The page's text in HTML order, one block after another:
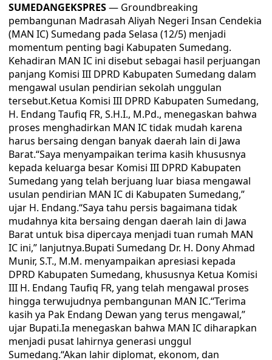
SUMEDANGEKSPRES— Groundbreaking
pembangunan Madrasah Aliyah Negeri Insan Cendekia
(MAN IC) Sumedang pada Selasa (12/5) menjadi
momentum penting bagi Kabupaten Sumedang.
Kehadiran MAN IC ini disebut sebagai hasil perjuangan
panjang Komisi III DPRD Kabupaten Sumedang dalam
mengawal usulan pendirian sekolah unggulan
tersebut.Ketua Komisi III DPRD Kabupaten Sumedang,
H. Endang Taufiq FR, S.H.I., M.Pd., menegaskan bahwa
proses menghadirkan MAN IC tidak mudah karena
harus bersaing dengan banyak daerah lain di Jawa
Barat.“Saya menyampaikan terima kasih khususnya
kepada keluarga besar Komisi III DPRD Kabupaten
Sumedang yang telah berjuang luar biasa mengawal
usulan pendirian MAN IC di Kabupaten Sumedang,”
ujar H. Endang.“Saya tahu persis bagaimana tidak
mudahnya kita bersaing dengan daerah lain di Jawa
Barat untuk bisa dipercaya menjadi tuan rumah MAN
IC ini,” lanjutnya.Bupati Sumedang Dr. H. Dony Ahmad
Munir, S.T., M.M. menyampaikan apresiasi kepada
DPRD Kabupaten Sumedang, khususnya Ketua Komisi
III H. Endang Taufiq FR, yang telah mengawal proses
hingga terwujudnya pembangunan MAN IC.“Terima
kasih ya Pak Endang Dewan yang terus mengawal,”
ujar Bupati.Ia menegaskan bahwa MAN IC diharapkan
menjadi pusat lahirnya generasi unggul
Sumedang.“Akan lahir diplomat, ekonom, dan